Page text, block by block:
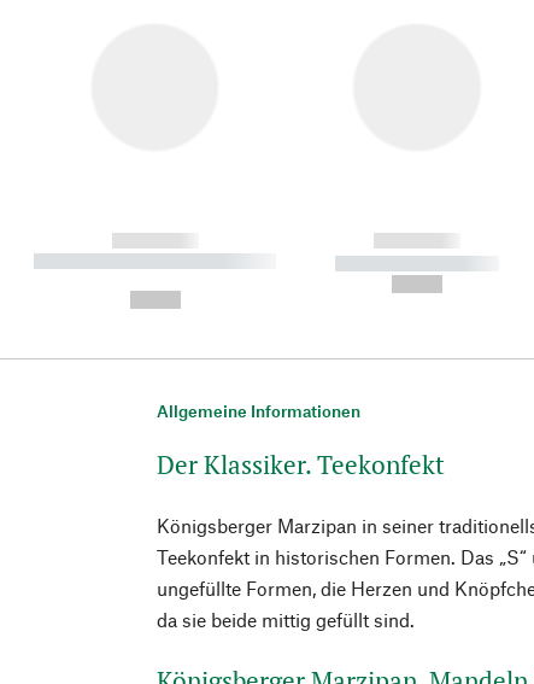
------------
----------- ----------- ----------
------------
----------- -----------
Allgemeine Informationen
Der Klassiker. Teekonfekt
Königsberger Marzipan in seiner
Teekonfekt in historischen Formen. Das „S“
ungefüllte Formen, die Herzen und
da sie beide mittig gefüllt sind.